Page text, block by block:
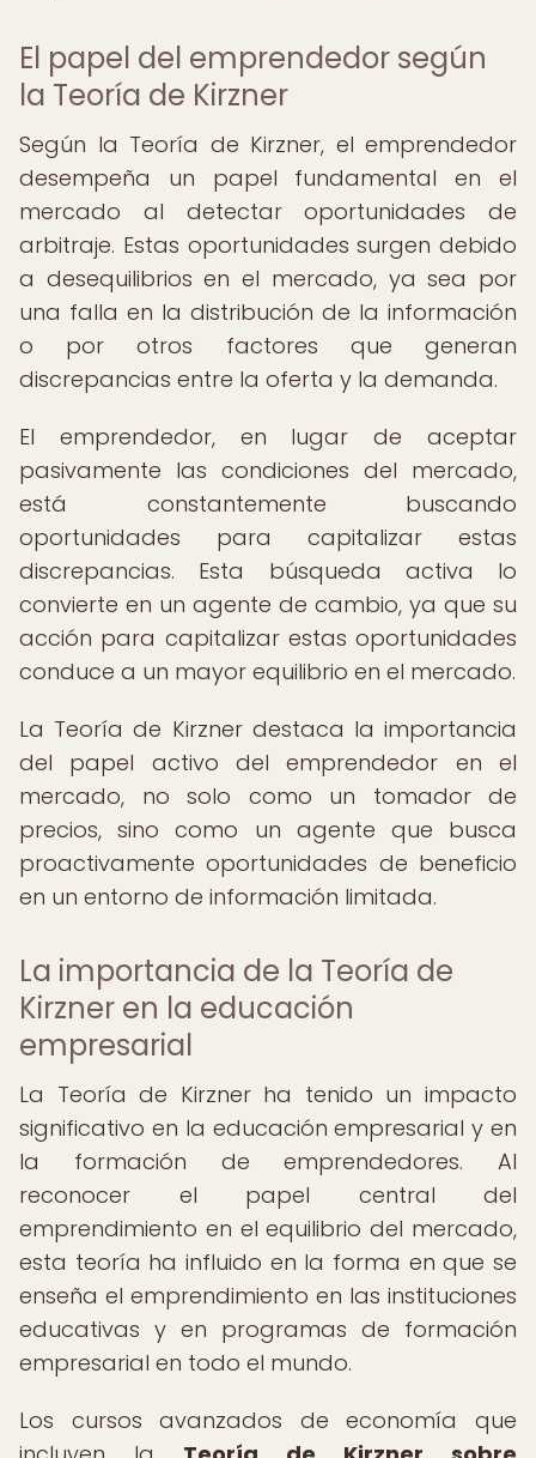
El papel del emprendedor según
la Teoría de Kirzner
Según la Teoría de Kirzner, el emprendedor
desempeña un papel fundamental en el
mercado al detectar oportunidades de
arbitraje. Estas oportunidades surgen debido
a desequilibrios en el mercado, ya sea por
una falla en la distribución de la información
o por otros factores que generan
discrepancias entre la oferta y la demanda.
El emprendedor, en lugar de aceptar
pasivamente las condiciones del mercado,
está constantemente buscando
oportunidades para capitalizar estas
discrepancias. Esta búsqueda activa lo
convierte en un agente de cambio, ya que su
acción para capitalizar estas oportunidades
conduce a un mayor equilibrio en el mercado.
La Teoría de Kirzner destaca la importancia
del papel activo del emprendedor en el
mercado, no solo como un tomador de
precios, sino como un agente que busca
proactivamente oportunidades de beneficio
en un entorno de información limitada.
La importancia de la Teoría de
Kirzner en la educación
empresarial
La Teoría de Kirzner ha tenido un impacto
significativo en la educación empresarial y en
la formación de emprendedores. Al
reconocer el papel central del
emprendimiento en el equilibrio del mercado,
esta teoría ha influido en la forma en que se
enseña el emprendimiento en las instituciones
educativas y en programas de formación
empresarial en todo el mundo.
Los cursos avanzados de economía que